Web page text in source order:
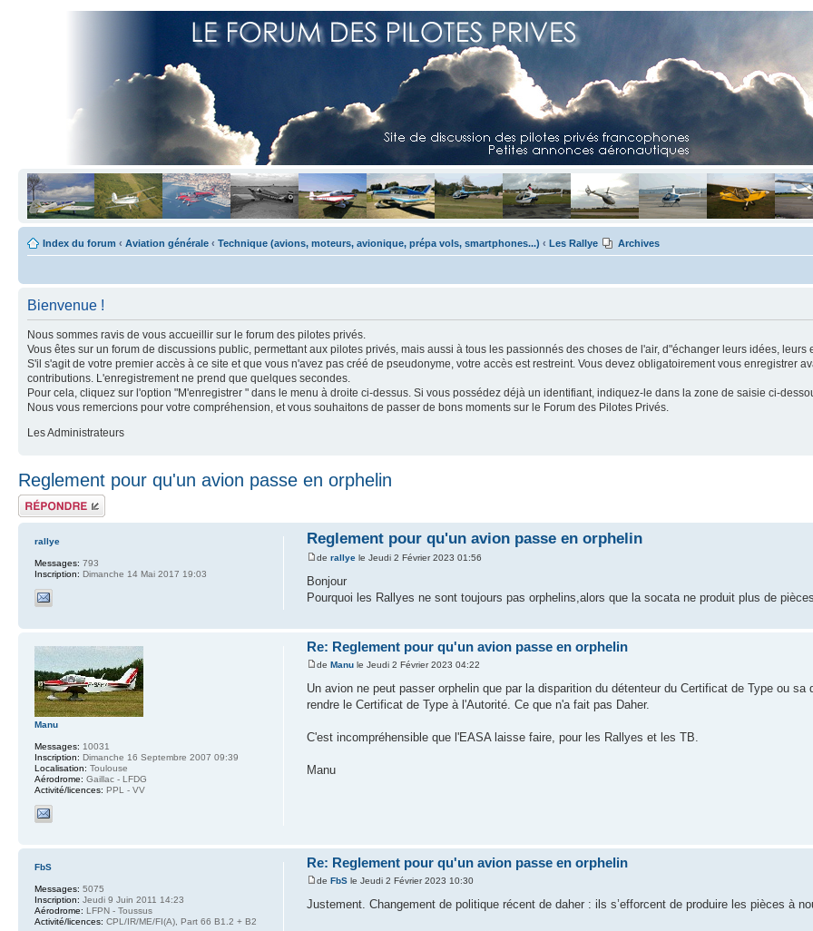
Index du forum ‹ Aviation générale ‹ Technique (avions, moteurs, avionique, prépa vols, smartphones...) ‹ Les Rallye Archives
Bienvenue !
Nous sommes ravis de vous accueillir sur le forum des pilotes privés.
Vous êtes sur un forum de discussions public, permettant aux pilotes privés, mais aussi à tous les passionnés des choses de l'air, d"échanger leurs idées, leurs
S'il s'agit de votre premier accès à ce site et que vous n'avez pas créé de pseudonyme, votre accès est restreint. Vous devez obligatoirement vous enregistrer
contributions. L'enregistrement ne prend que quelques secondes.
Pour cela, cliquez sur l'option "M'enregistrer " dans le menu à droite ci-dessus. Si vous possédez déjà un identifiant, indiquez-le dans la zone de saisie ci-
Nous vous remercions pour votre compréhension, et vous souhaitons de passer de bons moments sur le Forum des Pilotes Privés.
Les Administrateurs
Reglement pour qu'un avion passe en orphelin
Répondre
Reglement pour qu'un avion passe en orphelin
derallye le Jeudi 2 Février 2023 01:56
Bonjour
Pourquoi les Rallyes ne sont toujours pas orphelins,alors que la socata ne produit plus de
rallye
Messages: 793
Inscription: Dimanche 14 Mai 2017 19:03
Re: Reglement pour qu'un avion passe en orphelin
deManu le Jeudi 2 Février 2023 04:22
Un avion ne peut passer orphelin que par la disparition du détenteur du Certificat de Type ou
rendre le Certificat de Type à l'Autorité. Ce que n'a fait pas Daher.
C'est incompréhensible que l'EASA laisse faire, pour les Rallyes et les TB.
Manu
Manu
Messages: 10031
Inscription: Dimanche 16 Septembre 2007 09:39
Localisation: Toulouse
Aérodrome: Gaillac - LFDG
Activité/licences: PPL - VV
Re: Reglement pour qu'un avion passe en orphelin
deFbS le Jeudi 2 Février 2023 10:30
Justement. Changement de politique récent de daher : ils s’efforcent de produire les pièces à
FbS
Messages: 5075
Inscription: Jeudi 9 Juin 2011 14:23
Aérodrome: LFPN - Toussus
Activité/licences: CPL/IR/ME/FI(A), Part 66 B1.2 + B2